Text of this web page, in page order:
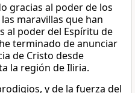
gracias al poder de los
maravillas que han
al poder del Espíritu de
terminado de anunciar
de Cristo desde
la región de Iliria.
y de la fuerza del